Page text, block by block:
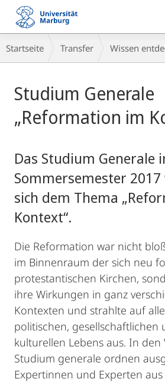
Mobile-
Navigation
Breadcrumb-
Navigation
Startseite Transfer Wissen
Studium Generale
„Reformation im
Das Studium Generale
Sommersemester
sich dem Thema
Kontext“.
Die Reformation war nicht
im Binnenraum der sich neu
protestantischen Kirchen,
ihre Wirkungen in ganz
Kontexten und strahlte auf
politischen, gesellschaftlichen
kulturellen Lebens aus. In
Studium generale ordnen
Expertinnen und Experten